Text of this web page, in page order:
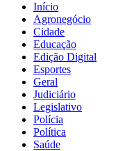
Início
Agronegócio
Cidade
Educação
Edição Digital
Esportes
Geral
Judiciário
Legislativo
Polícia
Política
Saúde